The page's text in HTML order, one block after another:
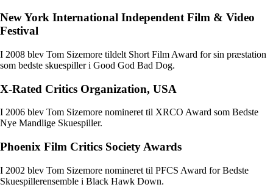
New York International Independent Film & Video
Festival
I 2008 blev Tom Sizemore tildelt Short Film Award for sin præstation
som bedste skuespiller i Good God Bad Dog.
X-Rated Critics Organization, USA
I 2006 blev Tom Sizemore nomineret til XRCO Award som Bedste
Nye Mandlige Skuespiller.
Phoenix Film Critics Society Awards
I 2002 blev Tom Sizemore nomineret til PFCS Award for Bedste
Skuespillerensemble i Black Hawk Down.